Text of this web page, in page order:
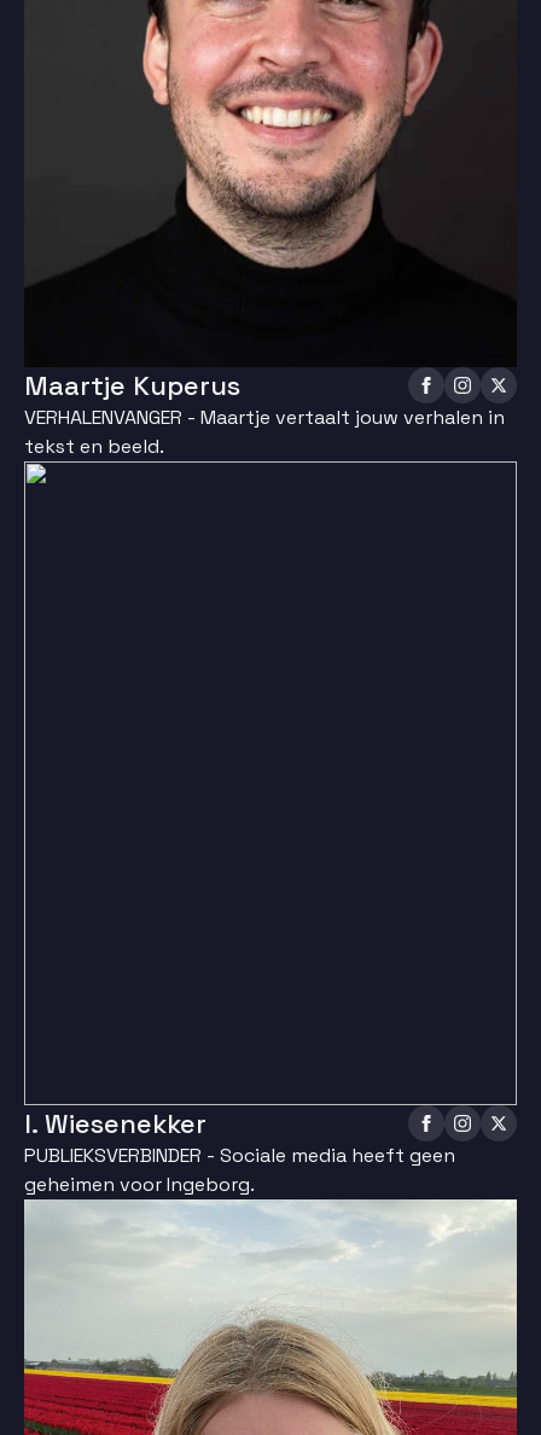
Maartje Kuperus
VERHALENVANGER - Maartje vertaalt jouw verhalen in
tekst en beeld.
I. Wiesenekker
PUBLIEKSVERBINDER - Sociale media heeft geen
geheimen voor Ingeborg.